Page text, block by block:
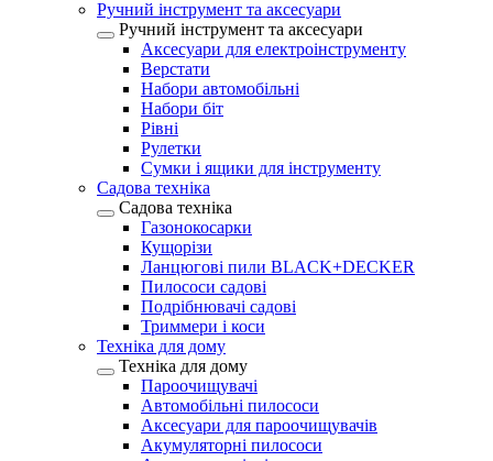
Ручний інструмент та аксесуари
Ручний інструмент та аксесуари
Аксесуари для електроінструменту
Верстати
Набори автомобільні
Набори біт
Рівні
Рулетки
Сумки і ящики для інструменту
Садова техніка
Садова техніка
Газонокосарки
Кущорізи
Ланцюгові пили BLACK+DECKER
Пилососи садові
Подрібнювачі садові
Триммери і коси
Техніка для дому
Техніка для дому
Пароочищувачі
Автомобільні пилососи
Аксесуари для пароочищувачів
Акумуляторні пилососи